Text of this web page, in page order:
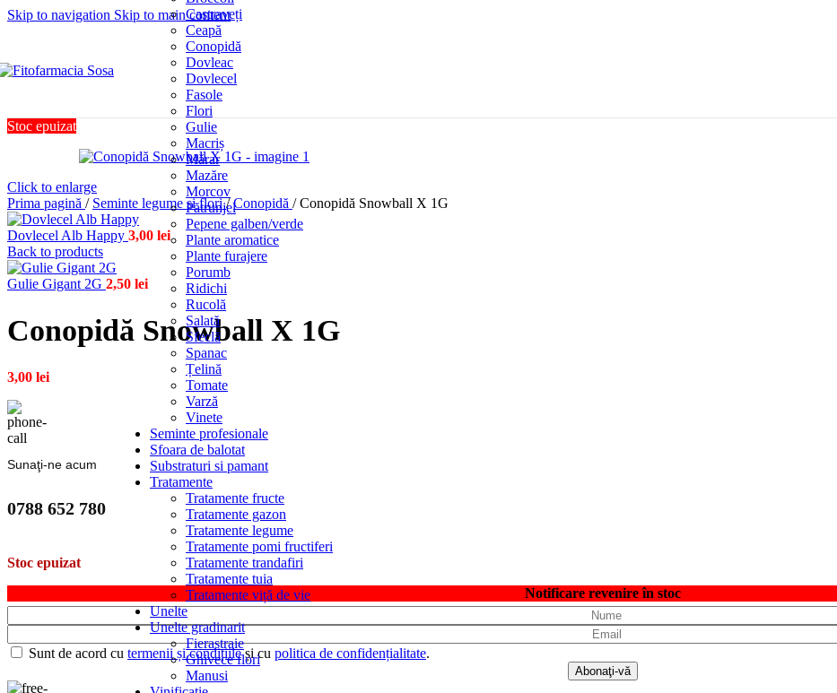
Skip to navigation Skip to main content
Castraveți
Ceapă
Conopidă
Dovleac
Dovlecel
Fasole
Flori
Gulie
Macriș
Mărar
Mazăre
Morcov
Pătrunjel
Pepene galben/verde
Plante aromatice
Plante furajere
Porumb
Ridichi
Rucolă
Salată
Sfeclă
Spanac
Țelină
Tomate
Varză
Vinete
Seminte profesionale
Sfoara de balotat
Substraturi si pamant
Tratamente
Tratamente fructe
Tratamente gazon
Tratamente legume
Tratamente pomi fructiferi
Tratamente trandafiri
Tratamente tuia
Tratamente viță de vie
Unelte
Unelte gradinarit
Fierastraie
Ghivece flori
Manusi
Stoc epuizat
Click to enlarge
Prima pagină / Seminte legume si flori/ Conopidă / Conopidă Snowball X 1G
Dovlecel Alb Happy 3,00 lei
Back to products
Gulie Gigant 2G 2,50 lei
Conopidă Snowball X 1G
3,00 lei
Sunaţi-ne acum
0788 652 780
Stoc epuizat
Notificare revenire în stoc
Sunt de acord cu termenii și condițiileși cu politica de confidențialitate.